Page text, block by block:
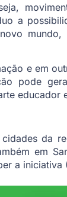
a
e em
pode
educador
da
em
a